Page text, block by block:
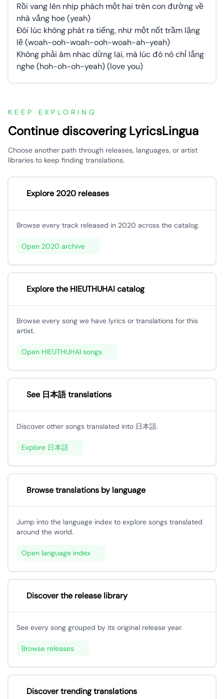
Rồi vang lên nhịp phách một hai trên con đường về
nhà vắng hoe (yeah)
Đôi lúc không phát ra tiếng, như một nốt trầm lặng
lẽ (woah-ooh-woah-ooh-woah-ah-yeah)
Không phải âm nhạc dừng lại, mà lúc đó nó chỉ lắng
nghe (hoh-oh-oh-yeah) (love you)
KEEP EXPLORING
Continue discovering LyricsLingua
Choose another path through releases, languages, or artist
libraries to keep finding translations.
Explore 2020 releases
Browse every track released in 2020 across the catalog.
Open 2020 archive
Explore the HIEUTHUHAI catalog
Browse every song we have lyrics or translations for this
artist.
Open HIEUTHUHAI songs
See 日本語 translations
Discover other songs translated into 日本語.
Explore 日本語
Browse translations by language
Jump into the language index to explore songs translated
around the world.
Open language index
Discover the release library
See every song grouped by its original release year.
Browse releases
Discover trending translations